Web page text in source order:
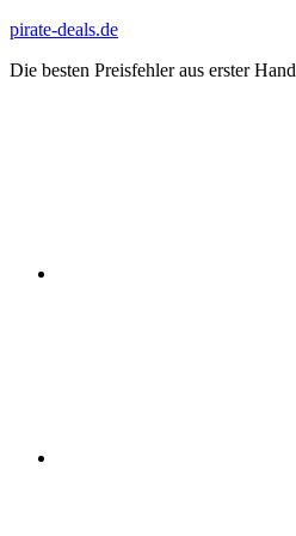
Zum
springen
pirate-deals.de
Die besten Preisfehler aus erster Hand